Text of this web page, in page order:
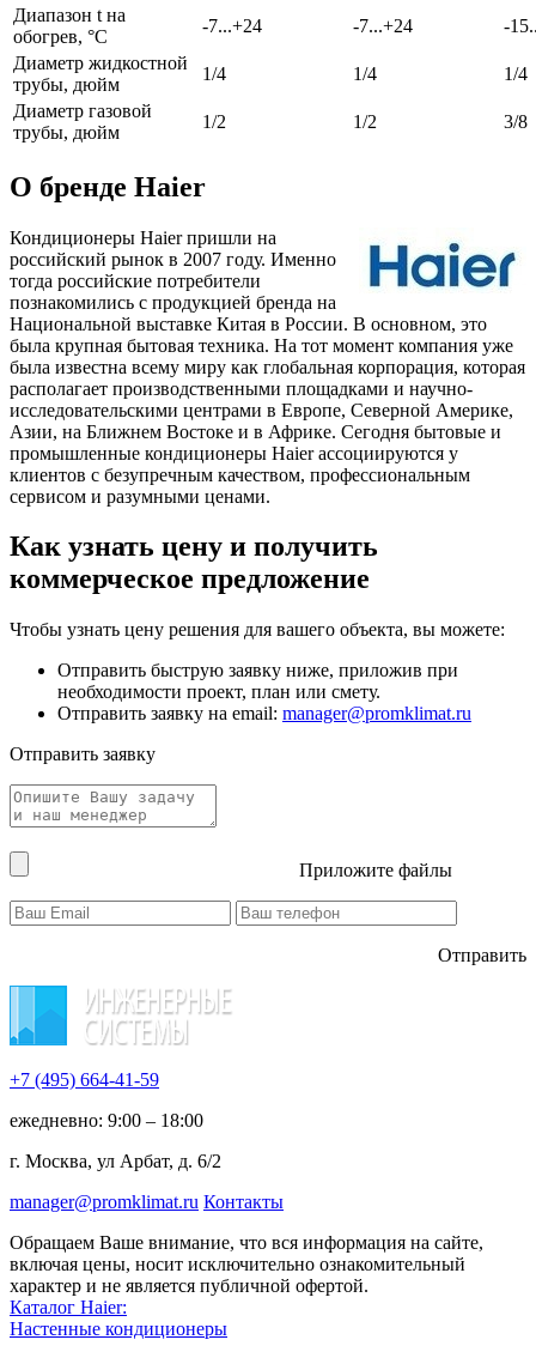
Диапазон t на
обогрев, °С
-7...+24 -7...+24
-
Диаметр жидкостной
трубы, дюйм
1/4 1/4
1/4
Диаметр газовой
трубы, дюйм
1/2 1/2 3/8
О бренде Haier
Кондиционеры Haier пришли на
российский рынок в 2007 году. Именно
тогда российские потребители
познакомились с продукцией бренда на
Национальной выставке Китая в России. В основном, это
была крупная бытовая техника. На тот момент компания уже
была известна всему миру как глобальная корпорация, которая
располагает производственными площадками и научно-
исследовательскими центрами в Европе, Северной Америке,
Азии, на Ближнем Востоке и в Африке. Сегодня бытовые и
промышленные кондиционеры Haier ассоциируются у
клиентов с безупречным качеством, профессиональным
сервисом и разумными ценами.
Как узнать цену и получить
коммерческое предложение
Чтобы узнать цену решения для вашего объекта, вы можете:
Отправить быструю заявку ниже, приложив при
необходимости проект, план или смету.
Отправить заявку на email: manager@promklimat.ru
Отправить заявку
Приложите файлы
Отправить
+7 (495) 664-41-59
ежедневно: 9:00 – 18:00
г. Москва, ул Арбат, д. 6/2
manager@promklimat.ru Контакты
Обращаем Ваше внимание, что вся информация на сайте,
включая цены, носит исключительно ознакомительный
характер и не является публичной офертой.
Каталог Haier:
Настенные кондиционеры